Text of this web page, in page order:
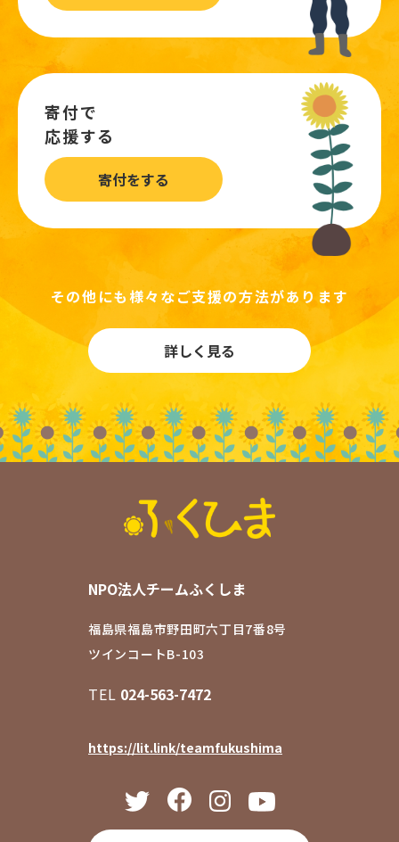
寄付で
応援する
寄付をする
その他にも様々なご支援の方法があります
詳しく見る
NPO法人チームふくしま
福島県福島市野田町六丁目7番8号
ツインコートB-103
TEL 024-563-7472
https://lit.link/teamfukushima